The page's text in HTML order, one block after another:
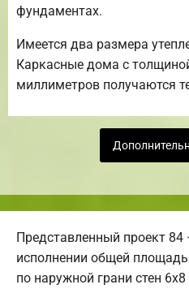
фундаментах.
Имеется два размера
Каркасные дома с
миллиметров получаются
Представленный проект
исполнении общей
по наружной грани стен